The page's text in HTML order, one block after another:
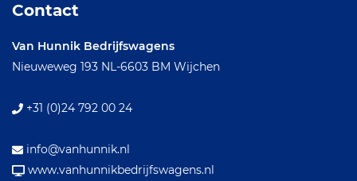
Contact
Van Hunnik Bedrijfswagens
Nieuweweg 193 NL-6603 BM Wijchen
+31 (0)24 792 00 24
info@vanhunnik.nl
www.vanhunnikbedrijfswagens.nl